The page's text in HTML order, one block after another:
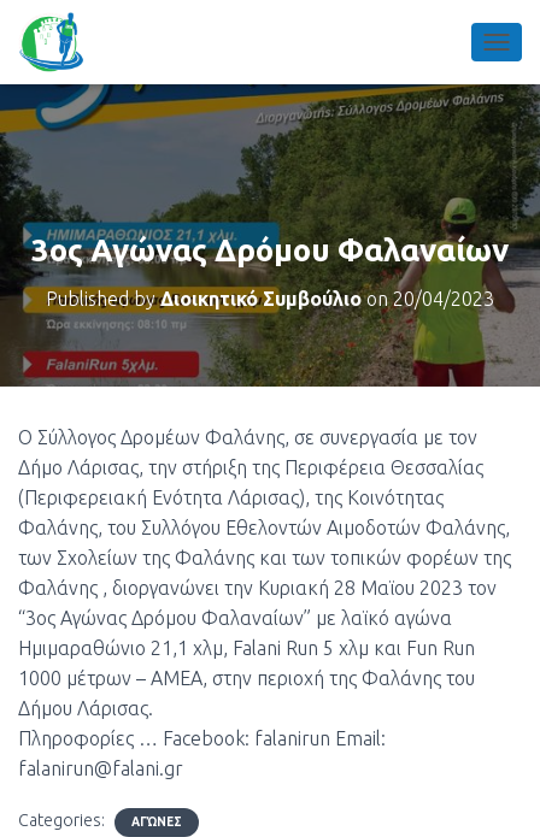
3ος Αγώνας Δρόμου Φαλαναίων
Published byΔιοικητικό Συμβούλιοon20/04/2023
Ο Σύλλογος Δρομέων Φαλάνης, σε συνεργασία με τον
Δήμο Λάρισας, την στήριξη της Περιφέρεια Θεσσαλίας
(Περιφερειακή Ενότητα Λάρισας), της Κοινότητας
Φαλάνης, του Συλλόγου Εθελοντών Αιμοδοτών Φαλάνης,
των Σχολείων της Φαλάνης και των τοπικών φορέων της
Φαλάνης , διοργανώνει την Κυριακή 28 Μαϊου 2023 τον
“3ος Αγώνας Δρόμου Φαλαναίων” με λαϊκό αγώνα
Ημιμαραθώνιο 21,1 χλμ, Falani Run 5 χλμ και Fun Run
1000 μέτρων – ΑΜΕΑ, στην περιοχή της Φαλάνης του
Δήμου Λάρισας.
Πληροφορίες … Facebook: falanirun Email:
falanirun@falani.gr
Categories: ΑΓΏΝΕΣ